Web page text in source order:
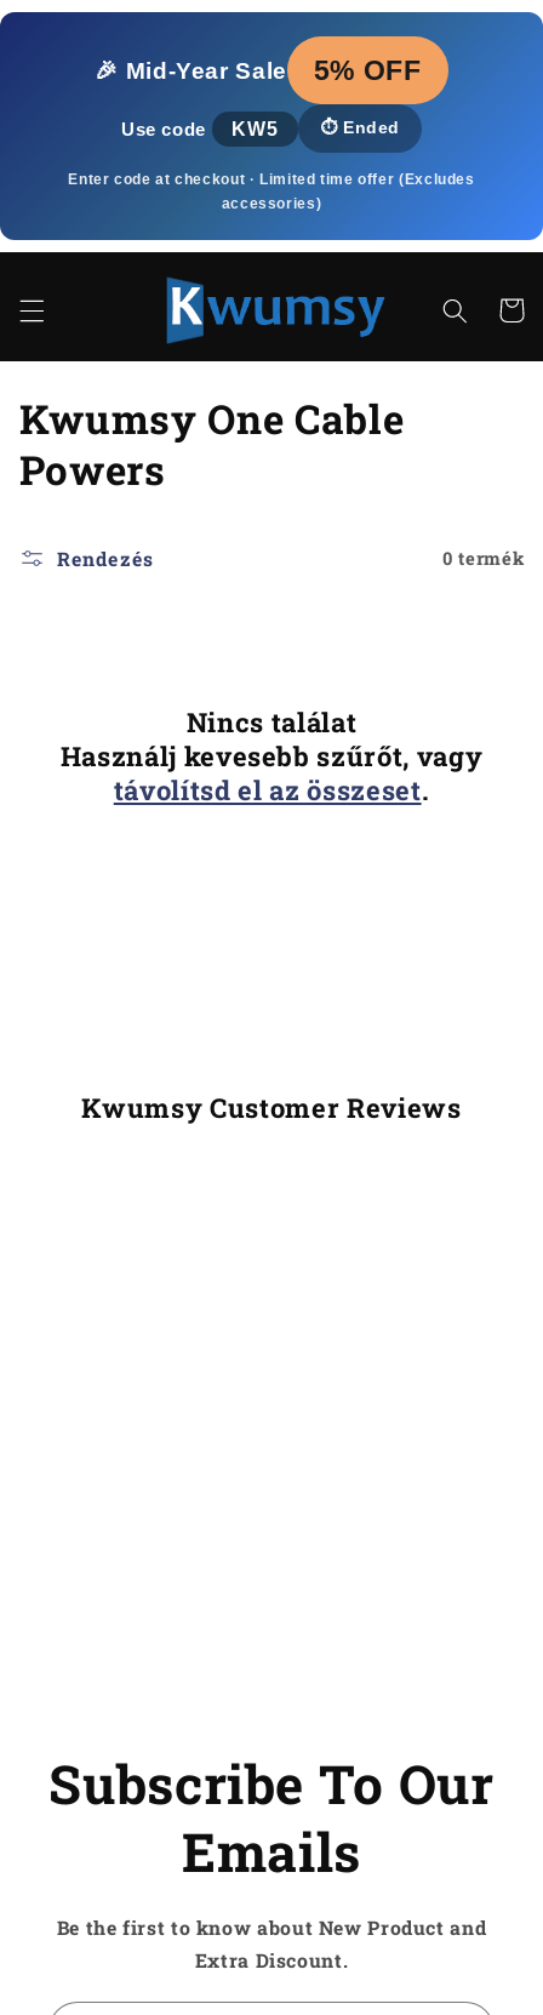
Ugrás a
🎉 Mid‑Year Sale
5% OFF
Use code KW5 ⏱️ Ended
Enter code at checkout · Limited time offer (Excludes
accessories)
Kosár
K
o
l
Kwumsy One Cable
Powers
Rendezés 0 termék
Nincs találat
Használj kevesebb szűrőt, vagy
távolítsd el az összeset.
Kwumsy Customer Reviews
Subscribe To Our
Emails
Be the first to know about New Product and
Extra Discount.